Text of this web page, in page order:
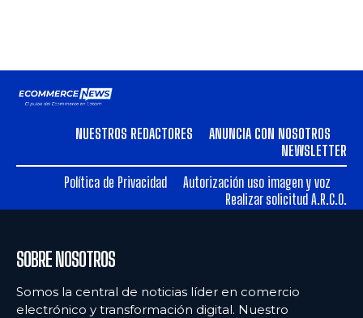
NUESTROS REDACTORES
ANUNCIA CON NOSOTROS
NEWSLETTER
Política de Privacidad
Autorización uso imagen y voz
Realizar solicitud A.R.C.O.
SOBRE NOSOTROS
Somos la central de noticias líder en comercio
electrónico y transformación digital. Nuestro